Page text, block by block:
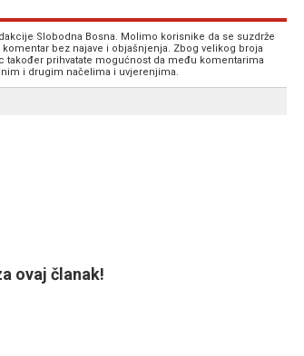
Slobodna Bosna. Molimo korisnike da se suzdrže
bez najave i objašnjenja. Zbog velikog broja
također prihvatate mogućnost da među komentarima
i drugim načelima i uvjerenjima.
ovaj članak!